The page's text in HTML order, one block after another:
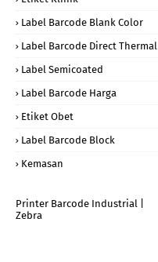
Label Barcode Blank Color
Label Barcode Direct Thermal
Label Semicoated
Label Barcode Harga
Etiket Obet
Label Barcode Block
Kemasan
Printer Barcode Industrial |
Zebra